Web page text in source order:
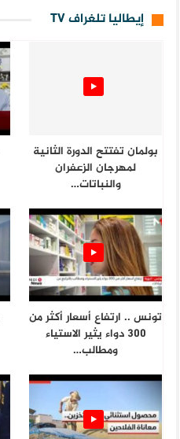
إيطاليا تلغراف TV
بولمان تفتتح الدورة الثانية
لمهرجان الزعفران
والنباتات…
تونس .. ارتفاع أسعار أكثر من
300 دواء يثير الاستياء
ومطالب…